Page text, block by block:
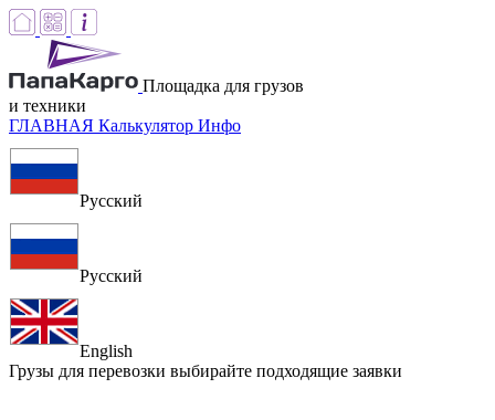
Площадка для грузов
и техники
ГЛАВНАЯ Калькулятор Инфо
Русский
Русский
English
Грузы для перевозки выбирайте подходящие заявки